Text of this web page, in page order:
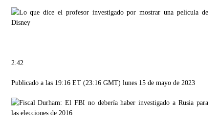
2:42
Publicado a las 19:16 ET (23:16 GMT) lunes 15 de mayo de 2023